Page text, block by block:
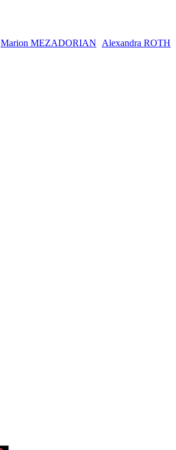
Marion MEZADORIAN Alexandra ROTH